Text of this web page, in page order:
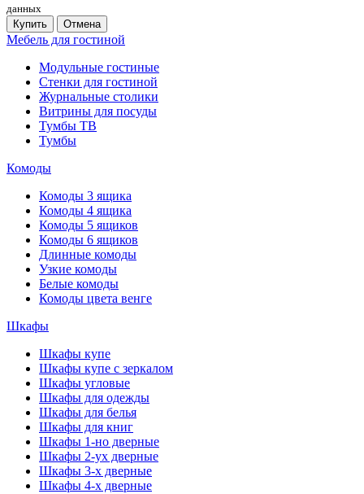
данных
Купить
Отмена
Мебель для гостиной
Модульные гостиные
Стенки для гостиной
Журнальные столики
Витрины для посуды
Тумбы ТВ
Тумбы
Комоды
Комоды 3 ящика
Комоды 4 ящика
Комоды 5 ящиков
Комоды 6 ящиков
Длинные комоды
Узкие комоды
Белые комоды
Комоды цвета венге
Шкафы
Шкафы купе
Шкафы купе с зеркалом
Шкафы угловые
Шкафы для одежды
Шкафы для белья
Шкафы для книг
Шкафы 1-но дверные
Шкафы 2-ух дверные
Шкафы 3-х дверные
Шкафы 4-х дверные